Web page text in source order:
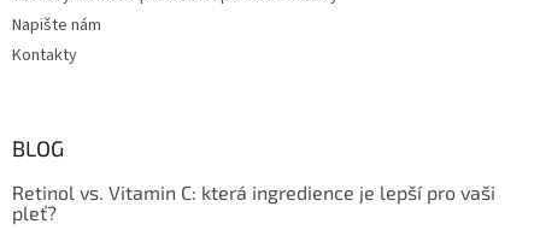
Napište nám
Kontakty
BLOG
Retinol vs. Vitamin C: která ingredience je lepší pro vaši
pleť?